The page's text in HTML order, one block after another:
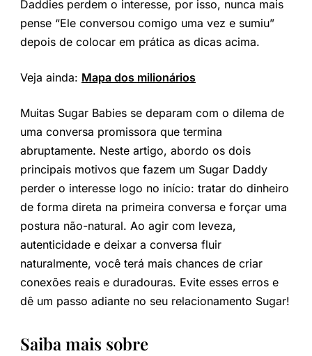
Daddies perdem o interesse, por isso, nunca mais
pense “Ele conversou comigo uma vez e sumiu”
depois de colocar em prática as dicas acima.
Veja ainda: Mapa dos milionários
Muitas Sugar Babies se deparam com o dilema de
uma conversa promissora que termina
abruptamente. Neste artigo, abordo os dois
principais motivos que fazem um Sugar Daddy
perder o interesse logo no início: tratar do dinheiro
de forma direta na primeira conversa e forçar uma
postura não-natural. Ao agir com leveza,
autenticidade e deixar a conversa fluir
naturalmente, você terá mais chances de criar
conexões reais e duradouras. Evite esses erros e
dê um passo adiante no seu relacionamento Sugar!
Saiba mais sobre